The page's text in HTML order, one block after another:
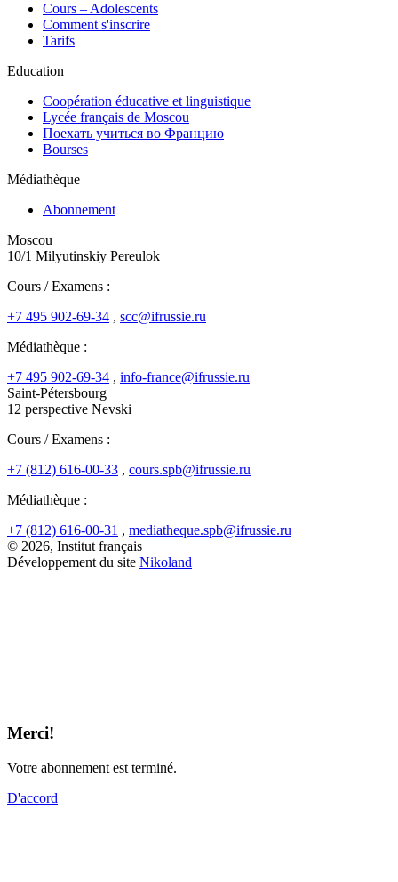
Cours – Adolescents
Comment s'inscrire
Tarifs
Education
Coopération éducative et linguistique
Lycée français de Moscou
Поехать учиться во Францию
Bourses
Médiathèque
Abonnement
Moscou
10/1 Milyutinskiy Pereulok
Cours / Examens :
+7 495 902-69-34 , scc@ifrussie.ru
Médiathèque :
+7 495 902-69-34 , info-france@ifrussie.ru
Saint-Pétersbourg
12 perspective Nevski
Cours / Examens :
+7 (812) 616-00-33 , cours.spb@ifrussie.ru
Médiathèque :
+7 (812) 616-00-31 , mediatheque.spb@ifrussie.ru
© 2026, Institut français
Développement du site Nikoland
Merci!
Votre abonnement est terminé.
D'accord